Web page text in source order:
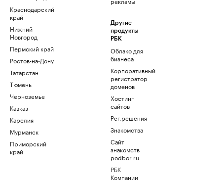
Краснодарский
край
Нижний
Новгород
Пермский край
Ростов-на-Дону
Татарстан
Тюмень
Черноземье
Кавказ
Карелия
Мурманск
Приморский
край
Другие
продукты
РБК
Облако для
бизнеса
Корпоративный
регистратор
доменов
Хостинг
сайтов
Рег.решения
Знакомства
Сайт
знакомств
podbor.ru
РБК
Компании